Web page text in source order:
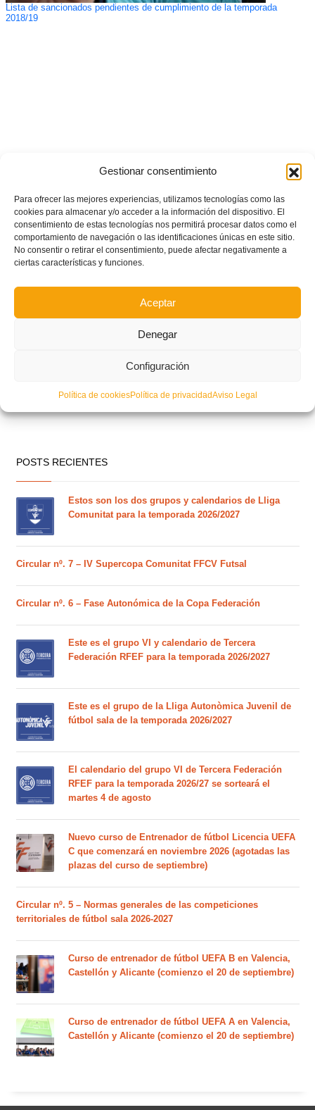
Gestionar consentimiento
Para ofrecer las mejores experiencias, utilizamos tecnologías como las
cookies para almacenar y/o acceder a la información del dispositivo. El
consentimiento de estas tecnologías nos permitirá procesar datos como el
comportamiento de navegación o las identificaciones únicas en este sitio.
No consentir o retirar el consentimiento, puede afectar negativamente a
ciertas características y funciones.
Aceptar
Denegar
Configuración
Política de cookiesPolítica de privacidadAviso Legal
Lista de sancionados pendientes de cumplimiento de la temporada
2018/19
POSTS RECIENTES
Estos son los dos grupos y calendarios de Lliga
Comunitat para la temporada 2026/2027
Circular nº. 7 – IV Supercopa Comunitat FFCV Futsal
Circular nº. 6 – Fase Autonómica de la Copa Federación
Este es el grupo VI y calendario de Tercera
Federación RFEF para la temporada 2026/2027
Este es el grupo de la Lliga Autonòmica Juvenil de
fútbol sala de la temporada 2026/2027
El calendario del grupo VI de Tercera Federación
RFEF para la temporada 2026/27 se sorteará el
martes 4 de agosto
Nuevo curso de Entrenador de fútbol Licencia UEFA
C que comenzará en noviembre 2026 (agotadas las
plazas del curso de septiembre)
Circular nº. 5 – Normas generales de las competiciones
territoriales de fútbol sala 2026-2027
Curso de entrenador de fútbol UEFA B en Valencia,
Castellón y Alicante (comienzo el 20 de septiembre)
Curso de entrenador de fútbol UEFA A en Valencia,
Castellón y Alicante (comienzo el 20 de septiembre)